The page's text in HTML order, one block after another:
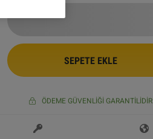
SEPETE EKLE
ÖDEME GÜVENLIĞI GARANTILIDIR